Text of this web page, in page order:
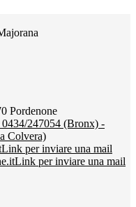
Pordenone
0434/247054 (Bronx) -
Colvera)
Link per inviare una mail
Link per inviare una mail